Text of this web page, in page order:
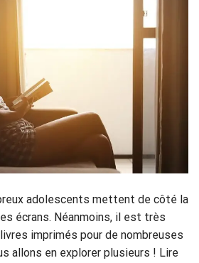
adolescents mettent de côté la
écrans. Néanmoins, il est très
imprimés pour de nombreuses
allons en explorer plusieurs ! Lire